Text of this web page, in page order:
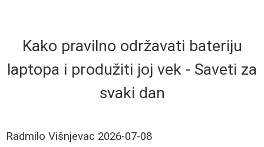
Kako pravilno održavati bateriju
laptopa i produžiti joj vek - Saveti za
svaki dan
Radmilo Višnjevac 2026-07-08